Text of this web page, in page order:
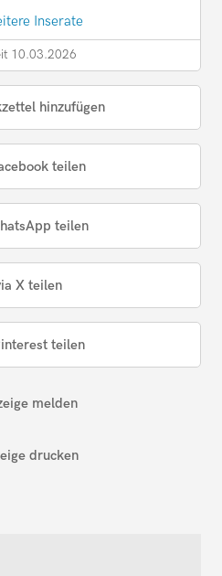
Inserate
10.03.2026
hinzufügen
teilen
teilen
X teilen
teilen
melden
drucken